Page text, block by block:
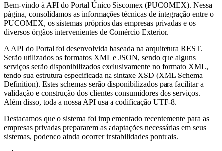
Bem-vindo à API do Portal Único Siscomex (PUCOMEX). Nessa
página, consolidamos as informações técnicas de integração entre o
PUCOMEX, os sistemas próprios das empresas privadas e os
diversos órgãos intervenientes de Comércio Exterior.
A API do Portal foi desenvolvida baseada na arquitetura REST.
Serão utilizados os formatos XML e JSON, sendo que alguns
serviços serão disponibilizados exclusivamente no formato XML,
tendo sua estrutura especificada na sintaxe XSD (XML Schema
Definition). Estes schemas serão disponibilizados para facilitar a
validação e construção dos clientes consumidores dos serviços.
Além disso, toda a nossa API usa a codificação UTF-8.
Destacamos que o sistema foi implementado recentemente para as
empresas privadas prepararem as adaptações necessárias em seus
sistemas, podendo ainda ocorrer instabilidades pontuais.